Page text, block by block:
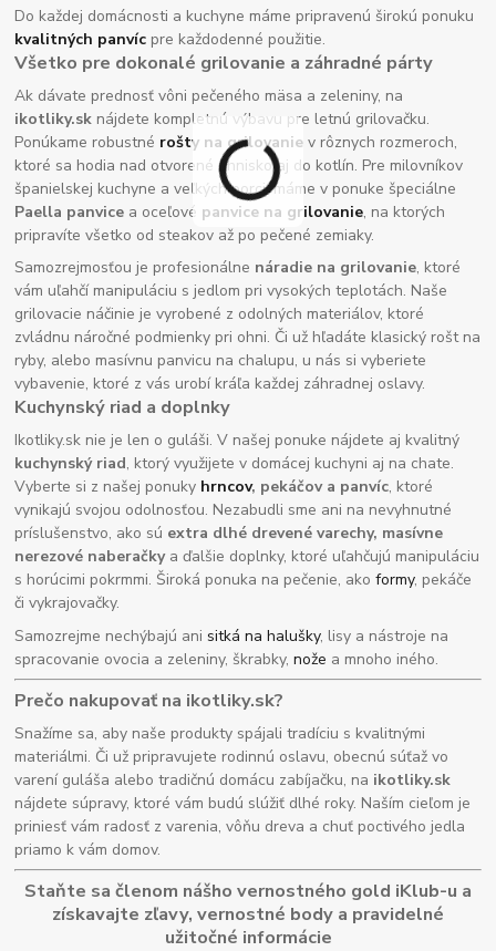
Do každej domácnosti a kuchyne máme pripravenú širokú ponuku
kvalitných panvíc pre každodenné použitie.
Všetko pre dokonalé grilovanie a záhradné párty
Ak dávate prednosť vôni pečeného mäsa a zeleniny, na
ikotliky.sk nájdete kompletnú výbavu pre letnú grilovačku.
Ponúkame robustné rošty na grilovanie v rôznych rozmeroch,
ktoré sa hodia nad otvorené ohnisko aj do kotlín. Pre milovníkov
španielskej kuchyne a veľkých porcií máme v ponuke špeciálne
Paella panvice a oceľové panvice na grilovanie, na ktorých
pripravíte všetko od steakov až po pečené zemiaky.
Samozrejmosťou je profesionálne náradie na grilovanie, ktoré
vám uľahčí manipuláciu s jedlom pri vysokých teplotách. Naše
grilovacie náčinie je vyrobené z odolných materiálov, ktoré
zvládnu náročné podmienky pri ohni. Či už hľadáte klasický rošt na
ryby, alebo masívnu panvicu na chalupu, u nás si vyberiete
vybavenie, ktoré z vás urobí kráľa každej záhradnej oslavy.
Kuchynský riad a doplnky
Ikotliky.sk nie je len o guláši. V našej ponuke nájdete aj kvalitný
kuchynský riad, ktorý využijete v domácej kuchyni aj na chate.
Vyberte si z našej ponuky hrncov, pekáčov a panvíc, ktoré
vynikajú svojou odolnosťou. Nezabudli sme ani na nevyhnutné
príslušenstvo, ako sú extra dlhé drevené varechy, masívne
nerezové naberačkya ďalšie doplnky, ktoré uľahčujú manipuláciu
s horúcimi pokrmmi. Široká ponuka na pečenie, akoformy, pekáče
či vykrajovačky.
Samozrejme nechýbajú anisitká na halušky, lisy a nástroje na
spracovanie ovocia a zeleniny, škrabky,nože a mnoho iného.
Prečo nakupovať na ikotliky.sk?
Snažíme sa, aby naše produkty spájali tradíciu s kvalitnými
materiálmi. Či už pripravujete rodinnú oslavu, obecnú súťaž vo
varení guláša alebo tradičnú domácu zabíjačku, na ikotliky.sk
nájdete súpravy, ktoré vám budú slúžiť dlhé roky. Naším cieľom je
priniesť vám radosť z varenia, vôňu dreva a chuť poctivého jedla
priamo k vám domov.
Staňte sa členom nášho vernostného gold iKlub-u a
získavajte zľavy, vernostné body a pravidelné
užitočné informácie